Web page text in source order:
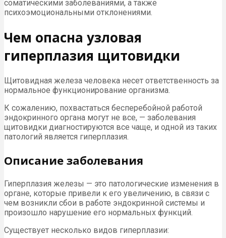
соматическими заболеваниями, а также
психоэмоциональными отклонениями.
Чем опасна узловая
гиперплазия щитовидки
Щитовидная железа человека несет ответственность за
нормальное функционирование организма.
К сожалению, похвастаться бесперебойной работой
эндокринного органа могут не все, — заболевания
щитовидки диагностируются все чаще, и одной из таких
патологий является гиперплазия.
Описание заболевания
Гиперплазия железы — это патологические изменения в
органе, которые привели к его увеличению, в связи с
чем возникли сбои в работе эндокринной системы и
произошло нарушение его нормальных функций.
Существует несколько видов гиперплазии: